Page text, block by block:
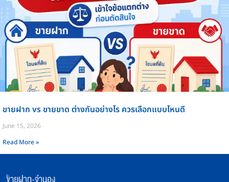
ขายฝาก vs ขายขาด ต่างกันอย่างไร ควรเลือกแบบไหนดี
June 15, 2026
Read More »